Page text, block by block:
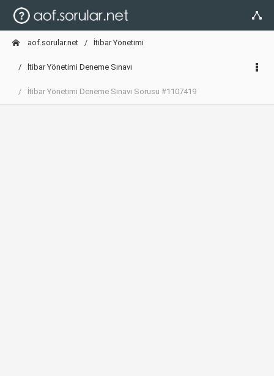
aof.sorular.net İtibar Yönetimi
İtibar Yönetimi Deneme Sınavı
İtibar Yönetimi Deneme Sınavı Sorusu #1107419